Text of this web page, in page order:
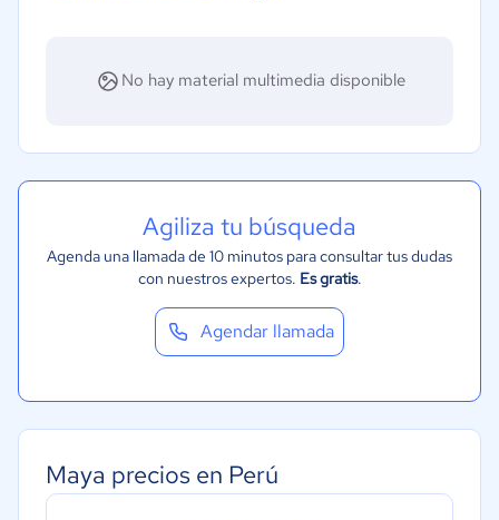
No hay material multimedia disponible
Agiliza tu búsqueda
Agenda una llamada de 10 minutos para consultar tus dudas
con nuestros expertos. Es gratis.
Agendar llamada
Maya precios en Perú